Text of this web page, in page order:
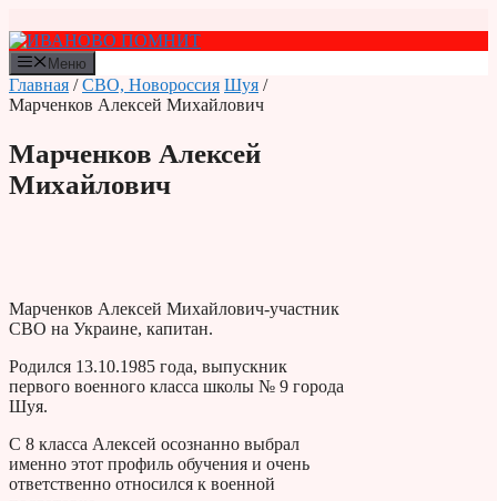
к
содержимому
Меню
Главная /СВО, Новороссия Шуя /
Марченков Алексей Михайлович
Марченков Алексей
Михайлович
Марченков Алексей Михайлович-участник
СВО на Украине, капитан.
Родился 13.10.1985 года, выпускник
первого военного класса школы № 9 города
Шуя.
С 8 класса Алексей осознанно выбрал
именно этот профиль обучения и очень
ответственно относился к военной